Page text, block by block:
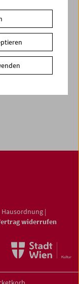
Hausordnung |
widerrufen